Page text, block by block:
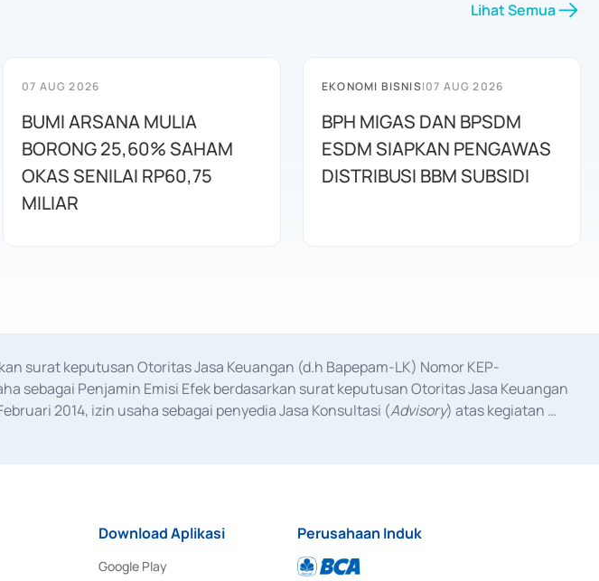
Lihat Semua
07 AUG 2026
BUMI ARSANA MULIA
BORONG 25,60% SAHAM
OKAS SENILAI RP60,75
MILIAR
EKONOMI BISNIS|07 AUG 2026
BPH MIGAS DAN BPSDM
ESDM SIAPKAN PENGAWAS
DISTRIBUSI BBM SUBSIDI
surat keputusan Otoritas Jasa Keuangan (d.h Bapepam-LK) Nomor KEP-
sebagai Penjamin Emisi Efek berdasarkan surat keputusan Otoritas Jasa Keuangan
2014, izin usaha sebagai penyedia Jasa Konsultasi (Advisory) atas kegiatan
Download Aplikasi
Google Play
Perusahaan Induk